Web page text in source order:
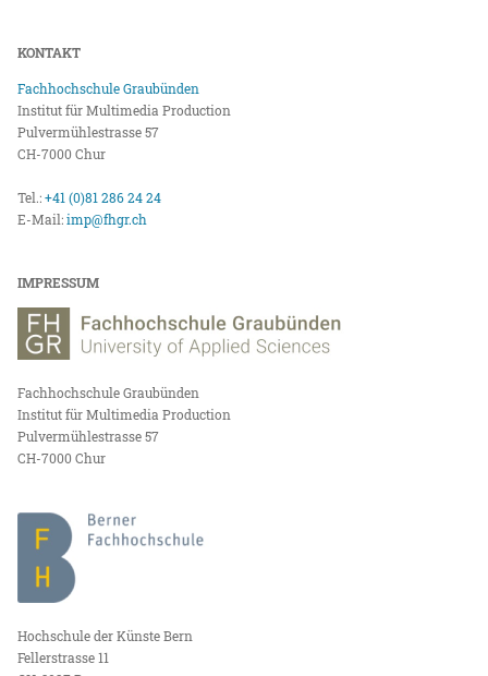
KONTAKT
Fachhochschule Graubünden
Institut für Multimedia Production
Pulvermühlestrasse 57
CH-7000 Chur
Tel.:+41 (0)81 286 24 24
E-Mail:imp@fhgr.ch
IMPRESSUM
Fachhochschule Graubünden
Institut für Multimedia Production
Pulvermühlestrasse 57
CH-7000 Chur
Hochschule der Künste Bern
Fellerstrasse 11